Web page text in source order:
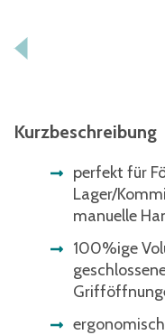
Kurzbeschreibung
perfekt für
Lager/
manuelle
100%ige